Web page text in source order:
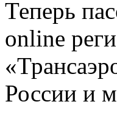
Теперь
online
России и